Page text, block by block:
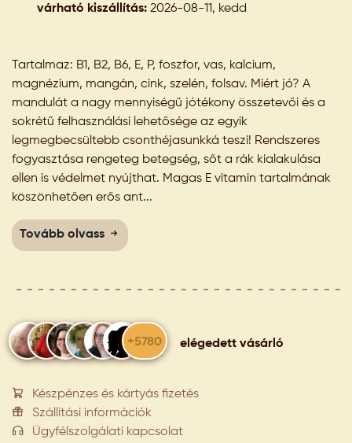
várható kiszállítás: 2026-08-11, kedd
Tartalmaz: B1, B2, B6, E, P, foszfor, vas, kalcium,
magnézium, mangán, cink, szelén, folsav. Miért jó? A
mandulát a nagy mennyiségű jótékony összetevői és a
sokrétű felhasználási lehetősége az egyik
legmegbecsültebb csonthéjasunkká teszi! Rendszeres
fogyasztása rengeteg betegség, sőt a rák kialakulása
ellen is védelmet nyújthat. Magas E vitamin tartalmának
köszönhetően erős ant...
Tovább olvass
+5780 elégedett vásárló
Készpénzes és kártyás fizetés
Szállítási információk
Ügyfélszolgálati kapcsolat